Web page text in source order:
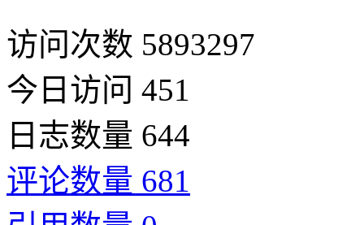
访问次数 5893297
今日访问 451
日志数量 644
评论数量 681